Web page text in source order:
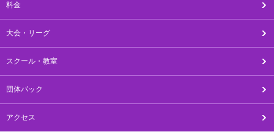
料金
大会・リーグ
スクール・教室
団体パック
アクセス